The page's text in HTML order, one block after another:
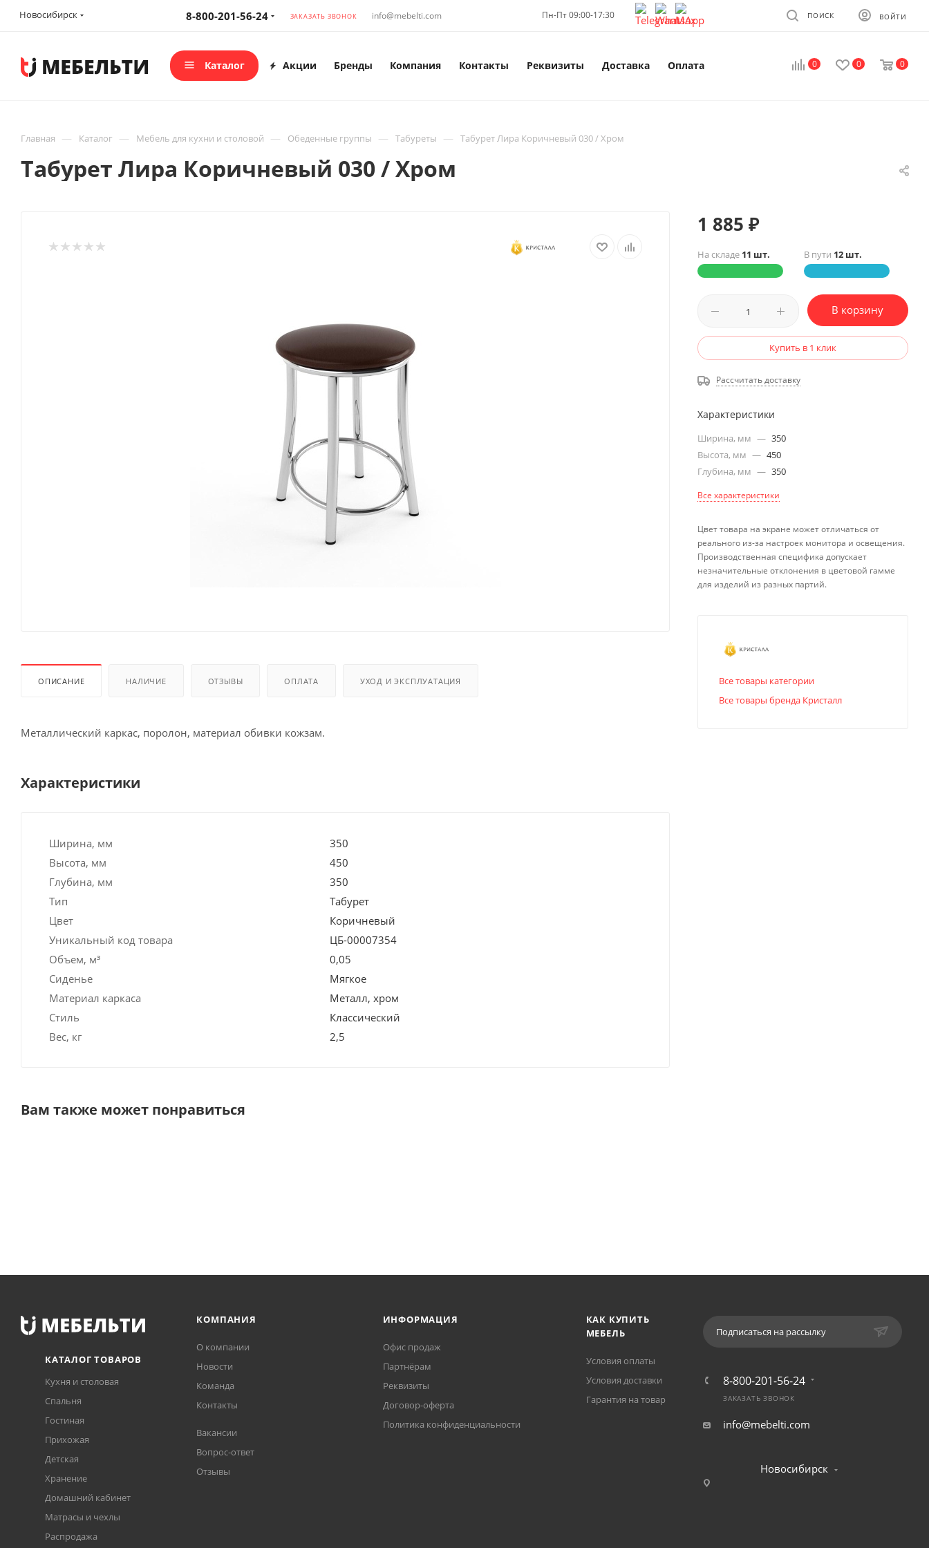
Новосибирск 8-800-201-56-24 ЗАКАЗАТЬ ЗВОНОК info@mebelti.com Пн-Пт 09:00-17:30 ВОЙТИ
ПОИСК
0 0 0
Каталог Акции Бренды Компания Контакты Реквизиты Доставка Оплата
Главная — Каталог — Мебель для кухни и столовой — Обеденные группы — Табуреты — Табурет Лира Коричневый 030 / Хром
Табурет Лира Коричневый 030 / Хром
ОПИСАНИЕ НАЛИЧИЕ ОТЗЫВЫ ОПЛАТА УХОД И ЭКСПЛУАТАЦИЯ
Металлический каркас, поролон, материал обивки кожзам.
Характеристики
Ширина, мм
350
Высота, мм
450
Глубина, мм
350
Тип
Табурет
Цвет
Коричневый
Уникальный код товара
ЦБ-00007354
Объем, м³
0,05
Сиденье
Мягкое
Материал каркаса
Металл, хром
Стиль
Классический
Вес, кг
2,5
Вам также может понравиться
1 885 ₽
На складе 11 шт. В пути 12 шт.
В корзину
Купить в 1 клик
Рассчитать доставку
Характеристики
Ширина, мм — 350
Высота, мм — 450
Глубина, мм — 350
Все характеристики
Цвет товара на экране может отличаться от
реального из-за настроек монитора и освещения.
Производственная специфика допускает
незначительные отклонения в цветовой гамме
для изделий из разных партий.
Все товары категории
Все товары бренда Кристалл
КАТАЛОГ ТОВАРОВ
Кухня и столовая
Спальня
Гостиная
Прихожая
Детская
Хранение
Домашний кабинет
Матрасы и чехлы
Распродажа
КОМПАНИЯ
О компании
Новости
Команда
Контакты
Вакансии
Вопрос-ответ
Отзывы
ИНФОРМАЦИЯ
Офис продаж
Партнёрам
Реквизиты
Договор-оферта
Политика конфиденциальности
КАК КУПИТЬ
МЕБЕЛЬ
Условия оплаты
Условия доставки
Гарантия на товар
Подписаться на рассылку
8-800-201-56-24
ЗАКАЗАТЬ ЗВОНОК
info@mebelti.com
Новосибирск